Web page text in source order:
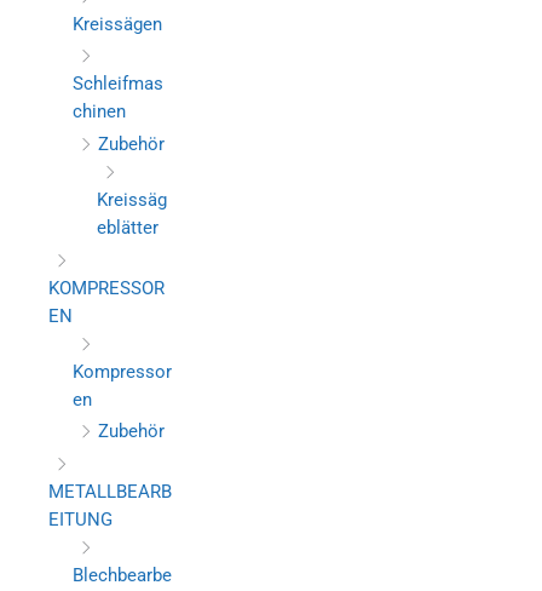
Kreissägen
Schleifmas
chinen
Zubehör
Kreissäg
eblätter
KOMPRESSOR
EN
Kompressor
en
Zubehör
METALLBEARB
EITUNG
Blechbearbe